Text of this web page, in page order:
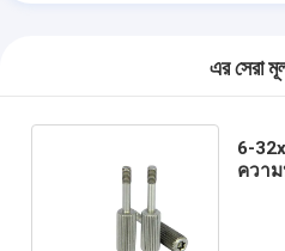
এর সেরা
6-
ควา